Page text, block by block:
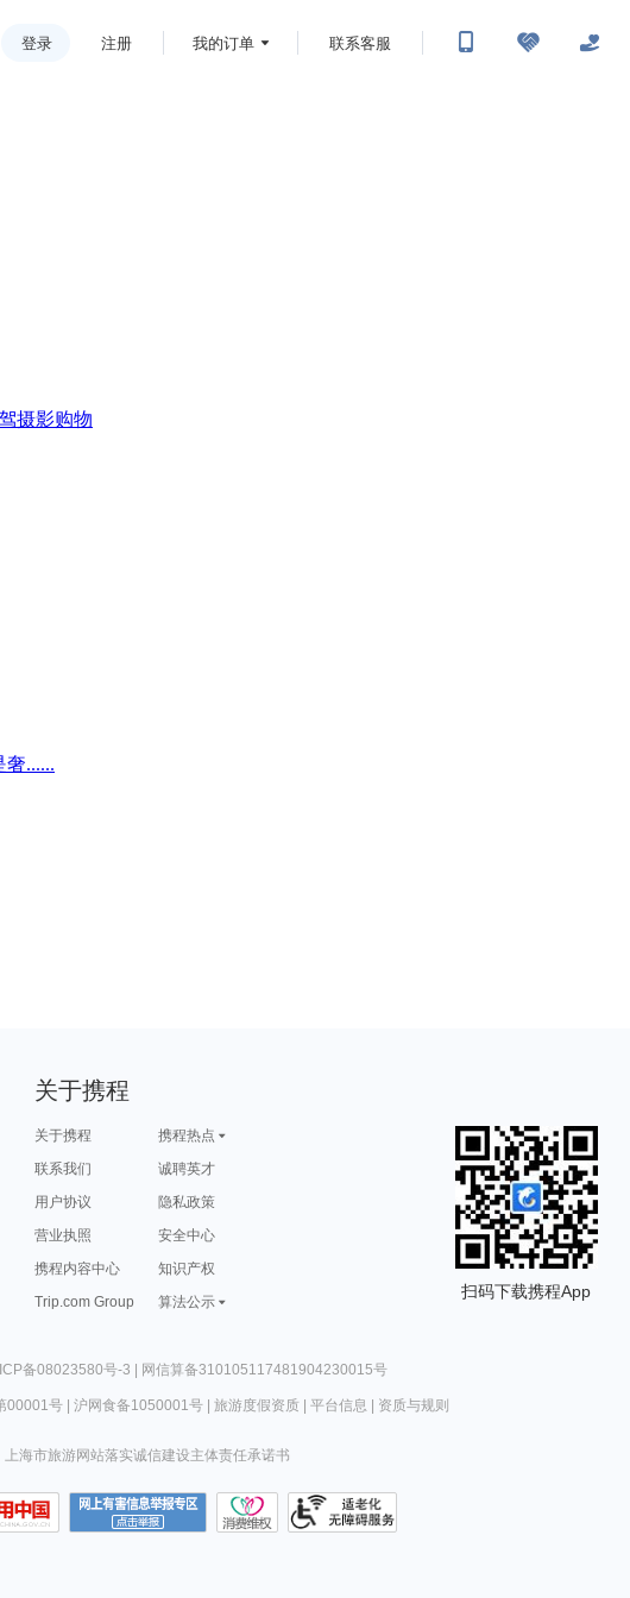
登录 注册 我的订单 联系客服
摄影购物
奢......
关于携程
关于携程
携程热点
联系我们
诚聘英才
用户协议
隐私政策
营业执照
安全中心
携程内容中心
知识产权
Trip.com Group
算法公示
扫码下载携程App
备08023580号-3 | 网信算备310105117481904230015号
00001号| 沪网食备1050001号| 旅游度假资质| 平台信息 | 资质与规则
上海市旅游网站落实诚信建设主体责任承诺书